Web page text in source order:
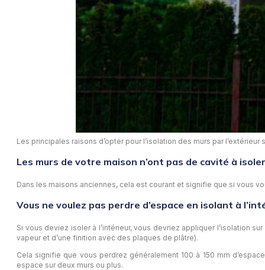
Les principales raisons d’opter pour l’isolation des murs par l’extérieur
Les murs de votre maison n’ont pas de cavité à isoler
Dans les maisons anciennes, cela est courant et signifie que si vous
Vous ne voulez pas perdre d’espace en isolant à
Si vous deviez isoler à l’intérieur, vous devriez appliquer l’isolation
vapeur et d’une finition avec des plaques de plâtre).
Cela signifie que vous perdrez généralement 100 à 150 mm
espace sur deux murs ou plus.